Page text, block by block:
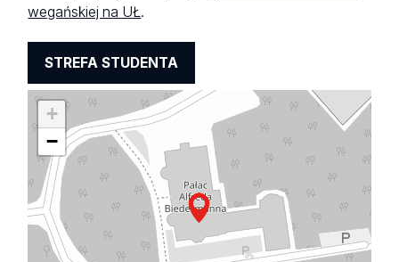
wegańskiej na UŁ .
STREFA STUDENTA
+
−